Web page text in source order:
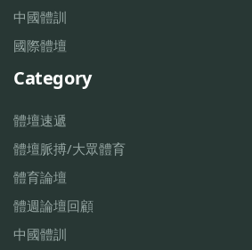
中國體訓
國際體壇
Category
體壇速遞
體壇脈搏/大眾體育
體育論壇
體週論壇回顧
中國體訓